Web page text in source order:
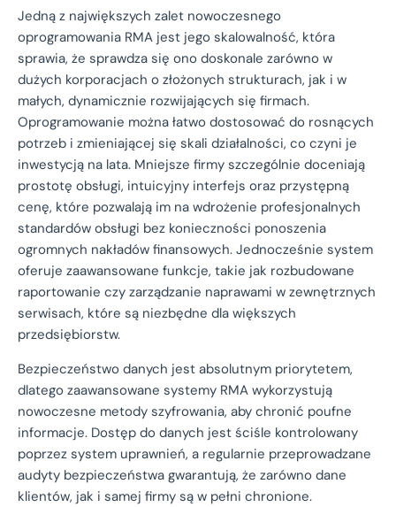
Jedną z największych zalet nowoczesnego
oprogramowania RMA jest jego skalowalność, która
sprawia, że sprawdza się ono doskonale zarówno w
dużych korporacjach o złożonych strukturach, jak i w
małych, dynamicznie rozwijających się firmach.
Oprogramowanie można łatwo dostosować do rosnących
potrzeb i zmieniającej się skali działalności, co czyni je
inwestycją na lata. Mniejsze firmy szczególnie doceniają
prostotę obsługi, intuicyjny interfejs oraz przystępną
cenę, które pozwalają im na wdrożenie profesjonalnych
standardów obsługi bez konieczności ponoszenia
ogromnych nakładów finansowych. Jednocześnie system
oferuje zaawansowane funkcje, takie jak rozbudowane
raportowanie czy zarządzanie naprawami w zewnętrznych
serwisach, które są niezbędne dla większych
przedsiębiorstw.
Bezpieczeństwo danych jest absolutnym priorytetem,
dlatego zaawansowane systemy RMA wykorzystują
nowoczesne metody szyfrowania, aby chronić poufne
informacje. Dostęp do danych jest ściśle kontrolowany
poprzez system uprawnień, a regularnie przeprowadzane
audyty bezpieczeństwa gwarantują, że zarówno dane
klientów, jak i samej firmy są w pełni chronione.